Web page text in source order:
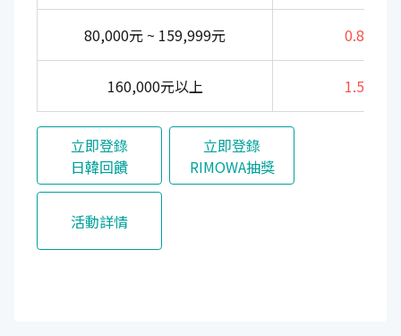
80,000元 ~ 159,999元 0.8%
160,000元以上 1.5%
立即登錄
日韓回饋
立即登錄
RIMOWA抽獎
活動詳情